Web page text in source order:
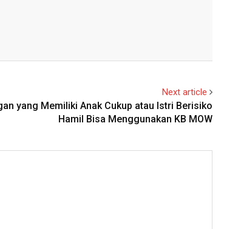
Next article
yang Memiliki Anak Cukup atau Istri Berisiko
Hamil Bisa Menggunakan KB MOW